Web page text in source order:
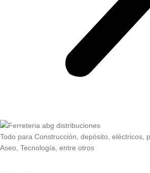
Todo para Construcción, depósito, eléctricos,
Aseo, Tecnología, entre otros